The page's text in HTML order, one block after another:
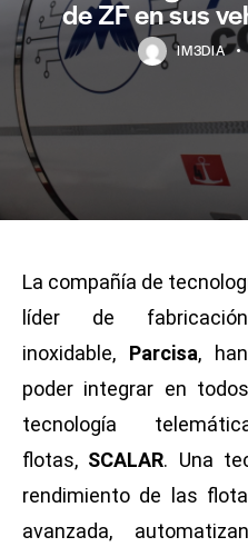
de ZF en sus
IM3DIA
La compañía de
líder de
inoxidable, Parcisa,
poder integrar en
tecnología
flotas, SCALAR. Una
rendimiento de las
avanzada,